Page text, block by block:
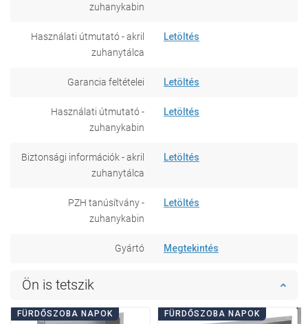
zuhanykabin
Használati útmutató - akril
zuhanytálca
Letöltés
Garancia feltételei Letöltés
Használati útmutató -
zuhanykabin
Letöltés
Biztonsági információk - akril
zuhanytálca
Letöltés
PZH tanúsítvány -
zuhanykabin
Letöltés
Gyártó Megtekintés
Ön is tetszik
FÜRDŐSZOBA NAPOK FÜRDŐSZOBA NAPOK